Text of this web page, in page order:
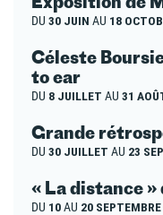
DU 30 JUIN AU 18
Céleste
to ear
DU 8 JUILLET AU 31
Grande
DU 30 JUILLET AU 23
« La distance »
DU 10AU 20